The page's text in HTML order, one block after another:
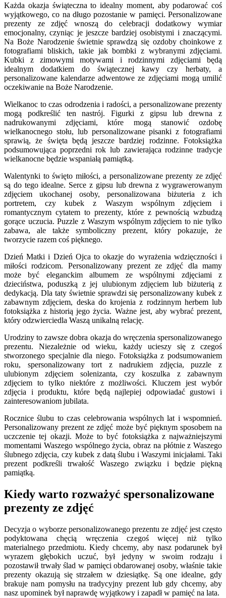
Każda okazja świąteczna to idealny moment, aby podarować coś
wyjątkowego, co na długo pozostanie w pamięci. Personalizowane
prezenty ze zdjęć wnoszą do celebracji dodatkowy wymiar
emocjonalny, czyniąc je jeszcze bardziej osobistymi i znaczącymi.
Na Boże Narodzenie świetnie sprawdzą się ozdoby choinkowe z
fotografiami bliskich, takie jak bombki z wybranymi zdjęciami.
Kubki z zimowymi motywami i rodzinnymi zdjęciami będą
idealnym dodatkiem do świątecznej kawy czy herbaty, a
personalizowane kalendarze adwentowe ze zdjęciami mogą umilić
oczekiwanie na Boże Narodzenie.
Wielkanoc to czas odrodzenia i radości, a personalizowane prezenty
mogą podkreślić ten nastrój. Figurki z gipsu lub drewna z
nadrukowanymi zdjęciami, które mogą stanowić ozdobę
wielkanocnego stołu, lub personalizowane pisanki z fotografiami
sprawią, że święta będą jeszcze bardziej rodzinne. Fotoksiążka
podsumowująca poprzedni rok lub zawierająca rodzinne tradycje
wielkanocne będzie wspaniałą pamiątką.
Walentynki to święto miłości, a personalizowane prezenty ze zdjęć
są do tego idealne. Serce z gipsu lub drewna z wygrawerowanym
zdjęciem ukochanej osoby, personalizowana biżuteria z ich
portretem, czy kubek z Waszym wspólnym zdjęciem i
romantycznym cytatem to prezenty, które z pewnością wzbudzą
gorące uczucia. Puzzle z Waszym wspólnym zdjęciem to nie tylko
zabawa, ale także symboliczny prezent, który pokazuje, że
tworzycie razem coś pięknego.
Dzień Matki i Dzień Ojca to okazje do wyrażenia wdzięczności i
miłości rodzicom. Personalizowany prezent ze zdjęć dla mamy
może być eleganckim albumem ze wspólnymi zdjęciami z
dzieciństwa, poduszką z jej ulubionym zdjęciem lub biżuterią z
dedykacją. Dla taty świetnie sprawdzi się personalizowany kubek z
zabawnym zdjęciem, deska do krojenia z rodzinnym herbem lub
fotoksiążka z historią jego życia. Ważne jest, aby wybrać prezent,
który odzwierciedla Waszą unikalną relację.
Urodziny to zawsze dobra okazja do wręczenia spersonalizowanego
prezentu. Niezależnie od wieku, każdy ucieszy się z czegoś
stworzonego specjalnie dla niego. Fotoksiążka z podsumowaniem
roku, spersonalizowany tort z nadrukiem zdjęcia, puzzle z
ulubionym zdjęciem solenizanta, czy koszulka z zabawnym
zdjęciem to tylko niektóre z możliwości. Kluczem jest wybór
zdjęcia i produktu, które będą najlepiej odpowiadać gustowi i
zainteresowaniom jubilata.
Rocznice ślubu to czas celebrowania wspólnych lat i wspomnień.
Personalizowany prezent ze zdjęć może być pięknym sposobem na
uczczenie tej okazji. Może to być fotoksiążka z najważniejszymi
momentami Waszego wspólnego życia, obraz na płótnie z Waszego
ślubnego zdjęcia, czy kubek z datą ślubu i Waszymi inicjałami. Taki
prezent podkreśli trwałość Waszego związku i będzie piękną
pamiątką.
Kiedy warto rozważyć spersonalizowane
prezenty ze zdjęć
Decyzja o wyborze personalizowanego prezentu ze zdjęć jest często
podyktowana chęcią wręczenia czegoś więcej niż tylko
materialnego przedmiotu. Kiedy chcemy, aby nasz podarunek był
wyrazem głębokich uczuć, był jedyny w swoim rodzaju i
pozostawił trwały ślad w pamięci obdarowanej osoby, właśnie takie
prezenty okazują się strzałem w dziesiątkę. Są one idealne, gdy
brakuje nam pomysłu na tradycyjny prezent lub gdy chcemy, aby
nasz upominek był naprawdę wyjątkowy i zapadł w pamięć na lata.